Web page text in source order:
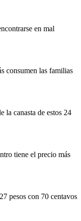
en mal
consumen las familias
la canasta de estos 24
tiene el precio más
pesos con 70 centavos